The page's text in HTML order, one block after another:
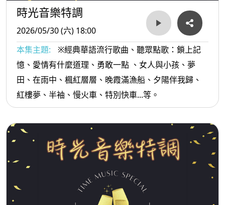
時光音樂特調
2026/05/30 (六) 18:00
本集主題:
※經典華語流行歌曲、聽眾點歌：鎖上記
憶、愛情有什麼道理、勇敢一點 、女人與小孩、夢
田、在雨中、楓紅層層、晚霞滿漁船、夕陽伴我歸、
紅樓夢、半袖、慢火車、特別快車...等。